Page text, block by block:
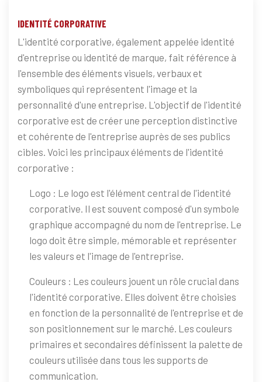
IDENTITÉ CORPORATIVE
L'identité corporative, également appelée identité
d'entreprise ou identité de marque, fait référence à
l'ensemble des éléments visuels, verbaux et
symboliques qui représentent l'image et la
personnalité d'une entreprise. L'objectif de l'identité
corporative est de créer une perception distinctive
et cohérente de l'entreprise auprès de ses publics
cibles. Voici les principaux éléments de l'identité
corporative :
Logo : Le logo est l'élément central de l'identité
corporative. Il est souvent composé d'un symbole
graphique accompagné du nom de l'entreprise. Le
logo doit être simple, mémorable et représenter
les valeurs et l'image de l'entreprise.
Couleurs : Les couleurs jouent un rôle crucial dans
l'identité corporative. Elles doivent être choisies
en fonction de la personnalité de l'entreprise et de
son positionnement sur le marché. Les couleurs
primaires et secondaires définissent la palette de
couleurs utilisée dans tous les supports de
communication.